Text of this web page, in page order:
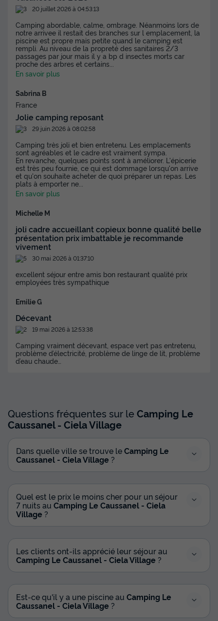
home Ciela Prestige - 3 chambres dont 1
suite parentale - draps, serviettes et
barbecue
Annulation gratuite
6
Terrasse semi-couverte
Lave-vaisselle
Congélateur
+ 2
MOBILHOME 6 personnes - NEW - Mobil home Ciela
Prestige - 3 chambres dont 1 suite parentale - draps,
serviettes et barbecue
du14/09/2026 au21/09/2026
Modifier les dates
498 €
Voir les disponibilités
20 juillet 2026 à 04:53:13
Camping abordable, calme, ombrage. Néanmoins lors de
notre arrivee il restait des branches sur l emplacement, la
piscine est propre mais petite quand le camping est
rempli. Au niveau de la propreté des sanitaires 2/3
passages par jour mais il y a bp d insectes morts car
proche des arbres et certains ...
En savoir plus
Sabrina B
France
Jolie camping reposant
29 juin 2026 à 08:02:58
Camping très joli et bien entretenu. Les emplacements
sont agréables et le cadre est vraiment sympa.
En revanche, quelques points sont à améliorer. L'épicerie
est très peu fournie, ce qui est dommage lorsqu'on arrive
et qu'on souhaite acheter de quoi préparer un repas. Les
plats à emporter ne
En savoir plus
Michelle M
joli cadre accueillant copieux bonne qualité belle
présentation prix imbattable je recommande
vivement
30 mai 2026 à 01:37:10
excellent séjour entre amis bon restaurant qualité prix
employées très sympathique
Emilie G
Décevant
19 mai 2026 à 12:53:38
Camping vraiment décevant, espace vert pas entretenu,
problème d’électricité, problème de linge de lit, problème
d’eau chaude…
Questions fréquentes sur leCamping Le
Caussanel - Ciela Village
Dans quelle ville se trouve leCamping Le
Caussanel - Ciela Village ?
Quel est le prix le moins cher pour un séjour
7 nuits au Camping Le Caussanel - Ciela
Village ?
Les clients ont-ils apprécié leur séjour au
Camping Le Caussanel - Ciela Village ?
Est-ce qu'il y a une piscine au Camping Le
Caussanel - Ciela Village ?